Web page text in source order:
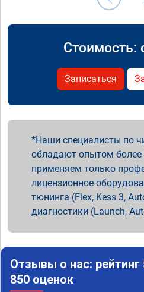
Стоимость:
Записаться
Наши специалисты по
обладают опытом
применяем только
лицензионное
тюнинга (Flex, Kess 3,
диагностики (Launch,
Отзывы о нас: рейтинг
850 оценок